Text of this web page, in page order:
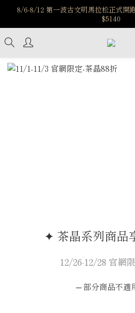
️8/6-8/12 第一波古文明馬拉松正式開
$5140
️8/6-8/12 第一波古文明馬拉松正式開
$5140
7/15-8/25 神秘星象學系列｜獅子座時
利
新註冊會員享$100購物金，立即註冊
✦ 茶晶系列商品
12/26-12/28 官網
─ 部分商品不適